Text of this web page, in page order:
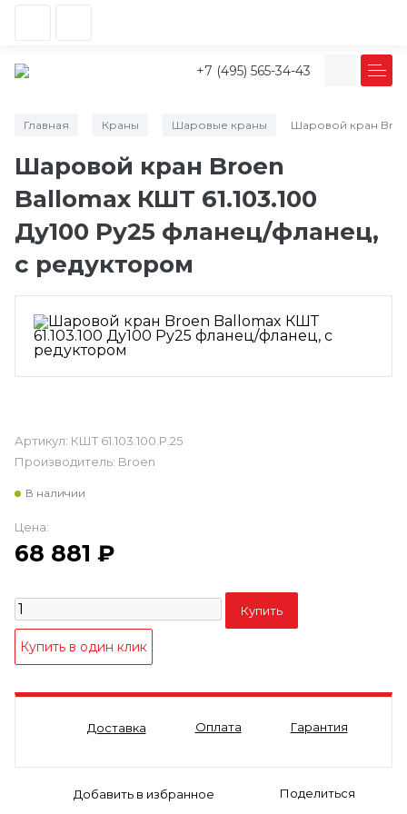
+7 (495) 565-34-43
Главная Краны Шаровые краны Шаровой кран
Шаровой кран Broen
Ballomax КШТ 61.103.100
Ду100 Ру25 фланец/фланец,
с редуктором
Артикул: КШТ 61.103.100.Р.25
Производитель: Broen
В наличии
Цена:
68 881 ₽
Доставка Оплата Гарантия
Поделиться